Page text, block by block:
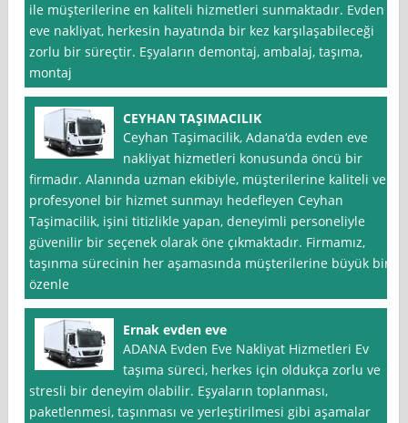
ile müşterilerine en kaliteli hizmetleri sunmaktadır. Evden
eve nakliyat, herkesin hayatında bir kez karşılaşabileceği
zorlu bir süreçtir. Eşyaların demontaj, ambalaj, taşıma,
montaj
CEYHAN TAŞIMACILIK
Ceyhan Taşimacilik, Adana‘da evden eve
nakliyat hizmetleri konusunda öncü bir
firmadır. Alanında uzman ekibiyle, müşterilerine kaliteli ve
profesyonel bir hizmet sunmayı hedefleyen Ceyhan
Taşimacilik, işini titizlikle yapan, deneyimli personeliyle
güvenilir bir seçenek olarak öne çıkmaktadır. Firmamız,
taşınma sürecinin her aşamasında müşterilerine büyük bir
özenle
Ernak evden eve
ADANA Evden Eve Nakliyat Hizmetleri Ev
taşıma süreci, herkes için oldukça zorlu ve
stresli bir deneyim olabilir. Eşyaların toplanması,
paketlenmesi, taşınması ve yerleştirilmesi gibi aşamalar